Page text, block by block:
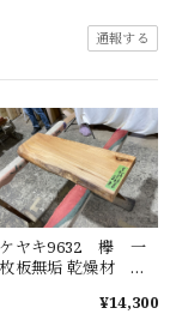
通報する
ケヤキ9632 欅 一
枚板無垢 乾燥材
260x45mm ローテー
¥14,300